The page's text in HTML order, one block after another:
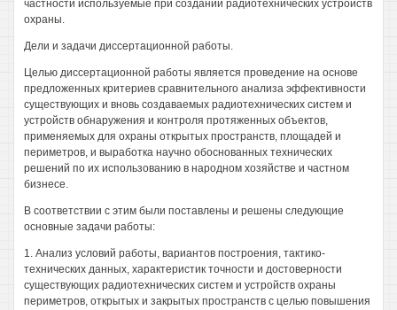
частности используемые при создании радиотехнических устройств
охраны.
Дели и задачи диссертационной работы.
Целью диссертационной работы является проведение на основе
предложенных критериев сравнительного анализа эффективности
существующих и вновь создаваемых радиотехнических систем и
устройств обнаружения и контроля протяженных объектов,
применяемых для охраны открытых пространств, площадей и
периметров, и выработка научно обоснованных технических
решений по их использованию в народном хозяйстве и частном
бизнесе.
В соответствии с этим были поставлены и решены следующие
основные задачи работы:
1. Анализ условий работы, вариантов построения, тактико-
технических данных, характеристик точности и достоверности
существующих радиотехнических систем и устройств охраны
периметров, открытых и закрытых пространств с целью повышения